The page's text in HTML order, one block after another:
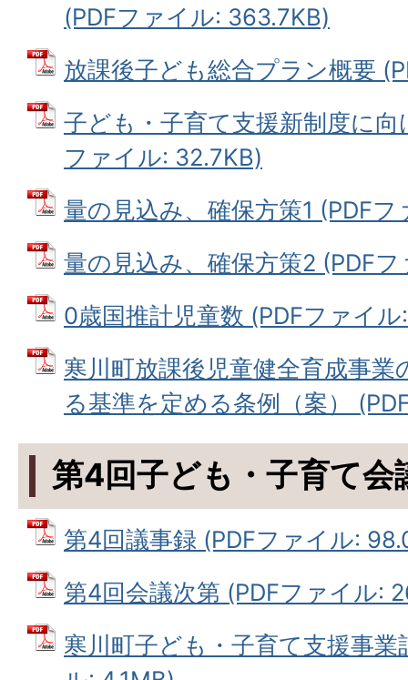
(PDFファイル: 363.7KB)
放課後子ども総合プラン概要
子ども・子育て支援新制度に
ファイル: 32.7KB)
量の見込み、確保方策1 (PDF
量の見込み、確保方策2 (PDFフ
0歳国推計児童数 (PDFファイル
寒川町放課後児童健全育成事
る基準を定める条例（案）
第4回子ども・子育て会
第4回議事録 (PDFファイル:
第4回会議次第 (PDFファイル:
寒川町子ども・子育て支援事